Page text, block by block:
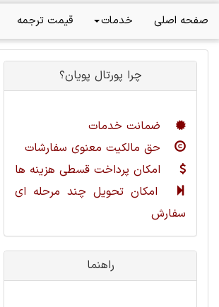
صفحه اصلی خدمات قیمت ترجمه
چرا پورتال پویان؟
ضمانت خدمات
حق مالکیت معنوی سفارشات
امکان پرداخت قسطی هزینه ها
امکان تحویل چند مرحله ای
سفارش
راهنما